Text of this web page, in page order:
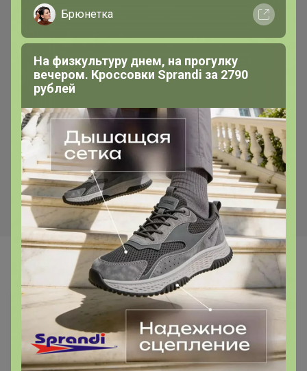
98,04р
Цена за 3 шт. Горшок для
орхидей прозрачный,
«Орхидея», пластиковый, 750
мл, d=11.5 см, h=10.5 см
192,01р
Кашпо для орхидей
прозрачное «Фиджи»,
пластиковое, 1.6 л, d=16 см,
d=16 см, h=15 см
Самые желанные
Брюнетка
На физкультуру днем, на прогулку
вечером. Кроссовки Sprandi за 2790
рублей